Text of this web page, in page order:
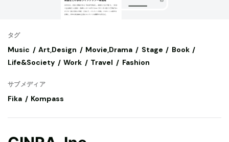
タグ
Music Art,Design Movie,Drama Stage
Book
Life&Society
Work Travel Fashion
サブメディア
Fika Kompass